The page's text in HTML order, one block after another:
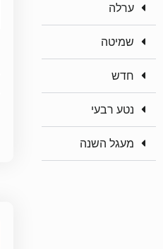
ערלה
שמיטה
חדש
נטע רבעי
מעגל השנה